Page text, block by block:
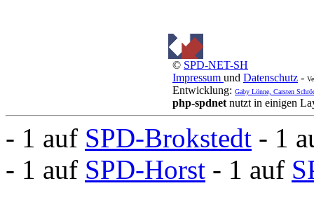
© SPD-NET-SH
Impressum und Datenschutz -
Entwicklung: Gaby Lönne, Carsten
php-spdnet nutzt in einigen
- 1 auf SPD-Brokstedt - 1
- 1 auf SPD-Horst - 1 auf